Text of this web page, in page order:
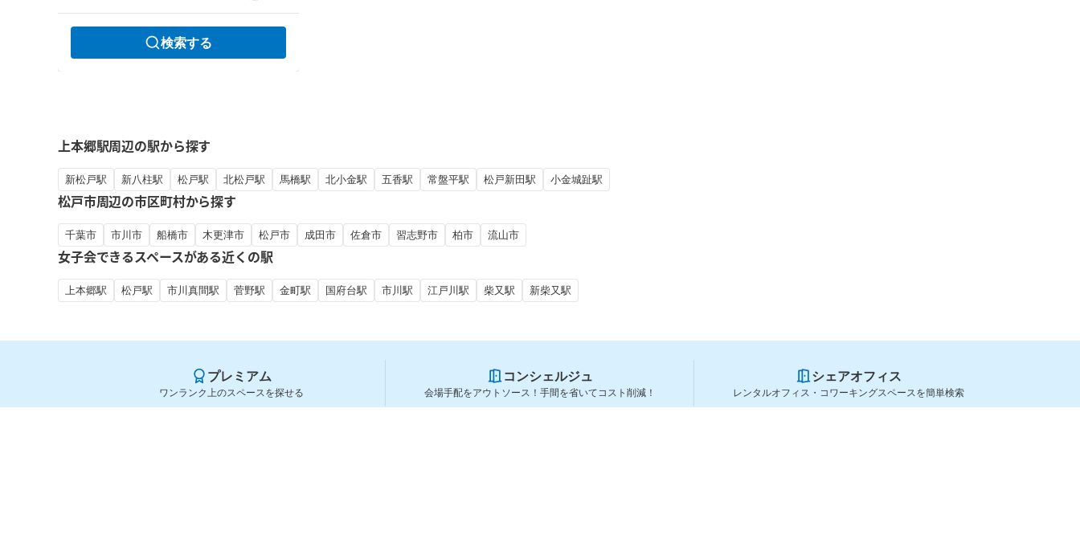
検索する
上本郷駅周辺の駅から探す
新松戸駅 新八柱駅 松戸駅 北松戸駅 馬橋駅 北小金駅 五香駅 常盤平駅 松戸新田駅 小金城趾駅
松戸市周辺の市区町村から探す
千葉市 市川市 船橋市 木更津市 松戸市 成田市 佐倉市 習志野市 柏市 流山市
女子会できるスペースがある近くの駅
上本郷駅 松戸駅 市川真間駅 菅野駅 金町駅 国府台駅 市川駅 江戸川駅 柴又駅 新柴又駅
プレミアム
ワンランク上のスペースを探せる
コンシェルジュ
会場手配をアウトソース！手間を省いてコスト削減！
シェアオフィス
レンタルオフィス・コワーキングスペースを簡単検索